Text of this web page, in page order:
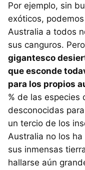
Por ejemplo, sin
exóticos,
Australia a todos
sus canguros. Pero
gigantesco
que esconde
para los propios
% de las especies
desconocidas
un tercio de los
Australia no los
sus inmensas
hallarse aún